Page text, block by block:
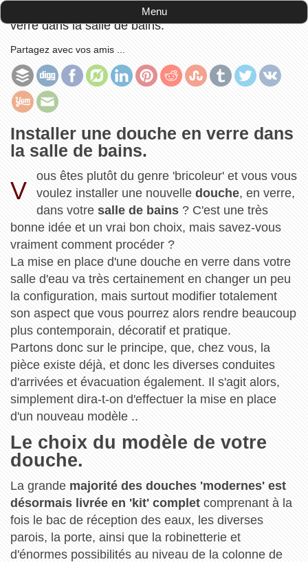
Installer une douche en
verre dans la salle de bains.
Partagez avec vos amis ...
Installer une douche en verre dans
la salle de bains.
V
ous êtes plutôt du genre 'bricoleur' et vous vous
voulez installer une nouvelledouche, en verre,
dans votresalle de bains ? C'est une très
bonne idée et un vrai bon choix, mais savez-vous
vraiment comment procéder ?
La mise en place d'une douche en verre dans votre
salle d'eau va très certainement en changer un peu
la configuration, mais surtout modifier totalement
son aspect que vous pourrez alors rendre beaucoup
plus contemporain, décoratif et pratique.
Partons donc sur le principe, que, chez vous, la
pièce existe déjà, et donc les diverses conduites
d'arrivées et évacuation également. Il s'agit alors,
simplement dira-t-on d'effectuer la mise en place
d'un nouveau modèle ..
Le choix du modèle de votre
douche.
La grande majorité des douches 'modernes' est
désormais livrée en 'kit' completcomprenant à la
fois le bac de réception des eaux, les diverses
parois, la porte, ainsi que la robinetterie et
d'énormes possibilités au niveau de la colonne de
Menu